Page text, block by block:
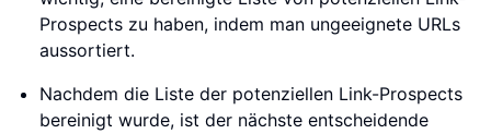
Prospects zu haben, indem man ungeeignete URLs
aussortiert.
Nachdem die Liste der potenziellen Link-Prospects
bereinigt wurde, ist der nächste entscheidende